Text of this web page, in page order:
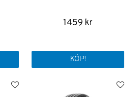
1459 kr
KÖP!